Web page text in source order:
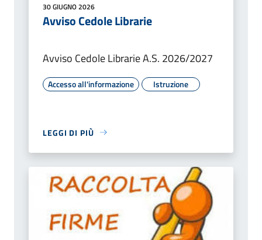
30 GIUGNO 2026
Avviso Cedole Librarie
Avviso Cedole Librarie A.S. 2026/2027
Accesso all'informazione Istruzione
LEGGI DI PIÙ